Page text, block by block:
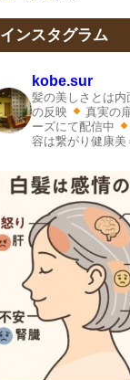
インスタグラム
kobe.sur
髪の美しさとは内
の反映
真実の
ーズにて配信中
容は繋がり健康美